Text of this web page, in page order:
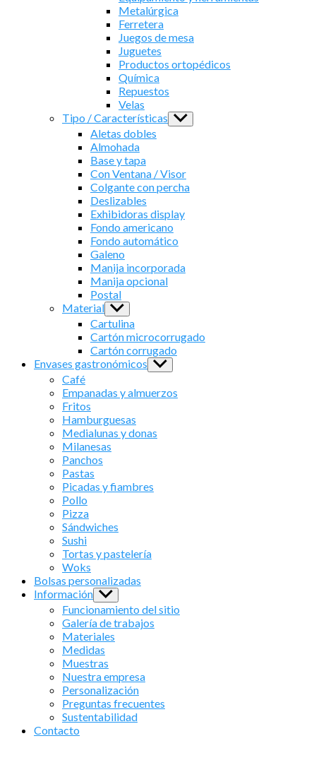
Metalúrgica
Ferretera
Juegos de mesa
Juguetes
Productos ortopédicos
Química
Repuestos
Velas
Tipo / Características Show
sub
Aletas dobles
Almohada
Base y tapa
Con Ventana / Visor
Colgante con percha
Deslizables
Exhibidoras display
Fondo americano
Fondo automático
Galeno
Manija incorporada
Manija opcional
Postal
Material Show
sub
menu
Cartulina
Cartón microcorrugado
Cartón corrugado
Envases gastronómicos Show
sub
Café
Empanadas y almuerzos
Fritos
Hamburguesas
Medialunas y donas
Milanesas
Panchos
Pastas
Picadas y fiambres
Pollo
Pizza
Sándwiches
Sushi
Tortas y pastelería
Woks
Bolsas personalizadas
Información Show
sub
menu
Funcionamiento del sitio
Galería de trabajos
Materiales
Medidas
Muestras
Nuestra empresa
Personalización
Preguntas frecuentes
Sustentabilidad
Contacto